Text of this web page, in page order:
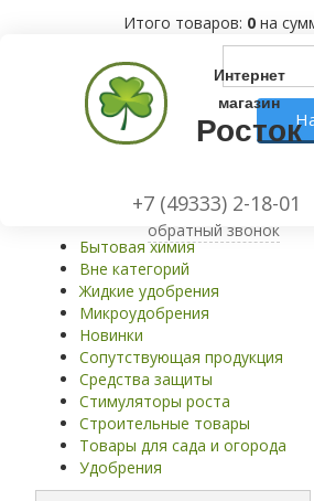
Итого товаров: 0 на
Интернет
магазин
Росток
+7 (49333) 2-18-01
обратный звонок
Сопутствующая
Бытовая химия
Вне категорий
Жидкие удобрения
Микроудобрения
Новинки
Сопутствующая продукция
Средства защиты
Стимуляторы роста
Строительные товары
Товары для сада и огорода
Удобрения